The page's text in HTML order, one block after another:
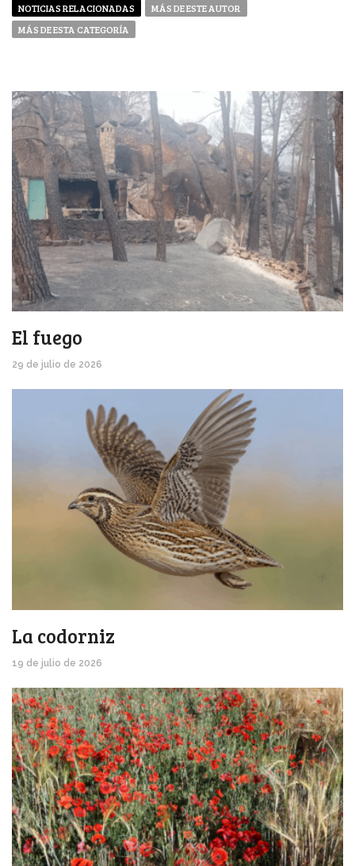
NOTICIAS RELACIONADAS
MÁS DE ESTE AUTOR
MÁS DE ESTA CATEGORÍA
El fuego
29 de julio de 2026
La codorniz
19 de julio de 2026